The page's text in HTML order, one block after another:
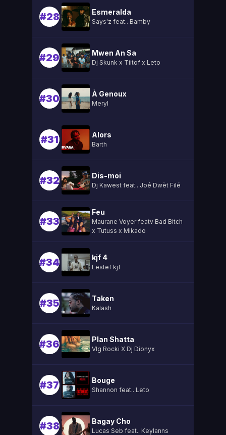
#28 Esmeralda
Says'z feat.. Bamby
#29 Mwen An Sa
Dj Skunk x Tiitof x Leto
#30 À Genoux
Meryl
#31 Alors
Barth
#32 Dis-moi
Dj Kawest feat.. Joé Dwèt Filé
#33
Feu
Maurane Voyer featv Bad Bitch
x Tutuss x Mikado
#34 kjf 4
Lestef kjf
#35 Taken
Kalash
#36 Plan Shatta
Vlg Rocki X Dj Dionyx
#37 Bouge
Shannon feat.. Leto
#38 Bagay Cho
Lucas Seb feat.. Keylanns